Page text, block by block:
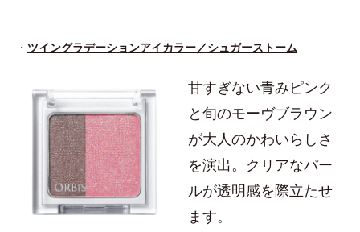
・ ツイングラデーションアイカラー／シュガーストーム
甘すぎない青みピンク
と旬のモーヴブラウン
が大人のかわいらしさ
を演出。クリアなパー
ルが透明感を際立たせ
ます。